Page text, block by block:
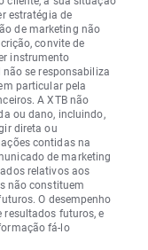
estratégia de
de marketing não
convite de
instrumento
não se responsabiliza
particular pela
A XTB não
ou dano, incluindo,
direta ou
contidas na
de marketing
relativos aos
não constituem
O desempenho
resultados futuros, e
fá-lo